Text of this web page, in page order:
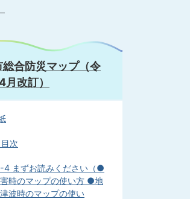
総合防災マップ（令
改訂）
次
4 まずお読みください（●
時のマップの使い方 ●地
波時のマップの使い